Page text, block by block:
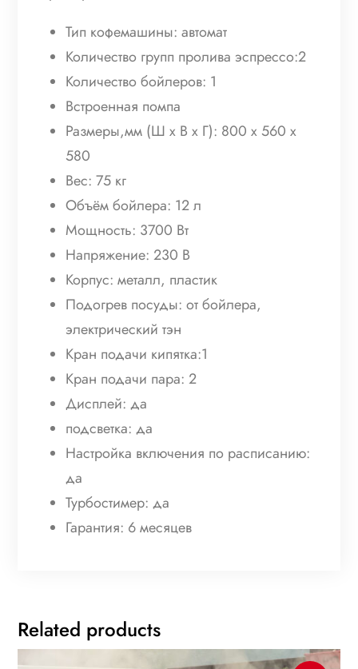
Тип кофемашины: автомат
Количество групп пролива эспрессо:2
Количество бойлеров: 1
Встроенная помпа
Размеры,мм (Ш х В х Г): 800 x 560 x
580
Вес: 75 кг
Объём бойлера: 12 л
Мощность: 3700 Вт
Напряжение: 230 В
Корпус: металл, пластик
Подогрев посуды: от бойлера,
электрический тэн
Кран подачи кипятка:1
Кран подачи пара: 2
Дисплей: да
подсветка: да
Настройка включения по расписанию:
да
Турбостимер: да
Гарантия: 6 месяцев
Related products